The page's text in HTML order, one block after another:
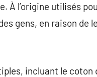
À l’origine utilisés
gens, en raison de
incluant le coton